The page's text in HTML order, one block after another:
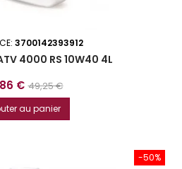
3700142393912
4000 RS 10W40 4L
€ Prix
base
49,25 €
au panier
-50%